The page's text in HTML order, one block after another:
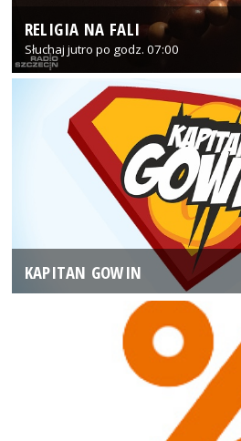
RELIGIA NA FALI
Słuchaj jutro po godz. 07:00
KAPITAN GOWIN